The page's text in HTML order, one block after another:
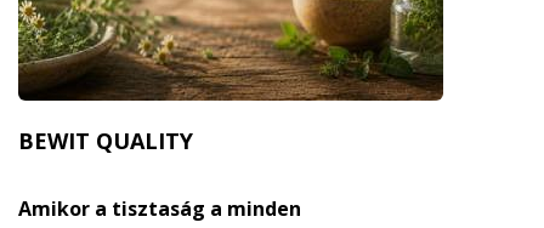
BEWIT QUALITY
Amikor a tisztaság a minden